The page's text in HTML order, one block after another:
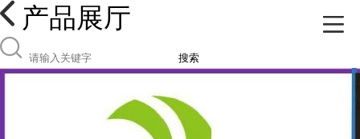
产品展厅
搜索